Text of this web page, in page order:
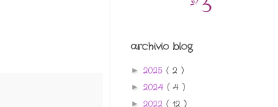
archivio blog
► 2025 ( 2 )
► 2024 ( 4 )
► 2022 ( 12 )